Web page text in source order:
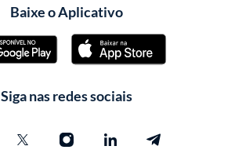
Baixe o Aplicativo
Siga nas redes sociais